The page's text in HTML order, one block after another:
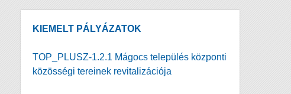
KIEMELT PÁLYÁZATOK
TOP_PLUSZ-1.2.1 Mágocs település központi
közösségi tereinek revitalizációja